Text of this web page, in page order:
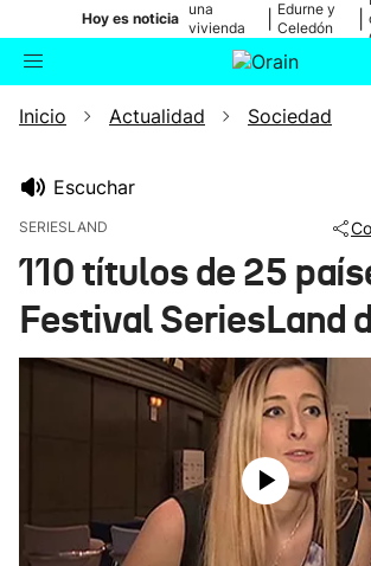
Hoy es noticia
una
vivienda
de Bilbao
Edurne y
Celedón
Buscador Actualidad
Ikusmiran
Eguraldia
Inicio Actualidad Sociedad
Escuchar
SERIESLAND
110 títulos de 25
Festival SeriesLand